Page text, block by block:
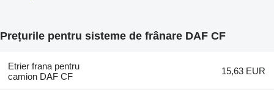
Prețurile pentru sisteme de frânare DAF CF
Etrier frana pentru
camion DAF CF
15,63 EUR